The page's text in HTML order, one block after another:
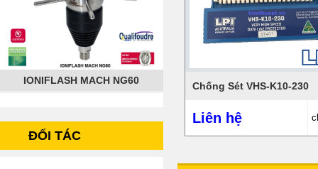
IONIFLASH MACH NG60
ĐỐI TÁC
Chống Sét VHS-K10-230
Liên hệ